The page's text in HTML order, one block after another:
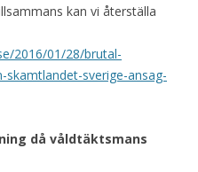
kan vi återställa
2016/01/28/brutal-
sverige-ansag-
då våldtäktsmans